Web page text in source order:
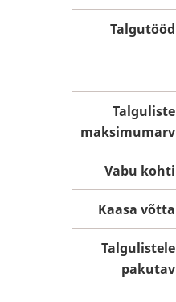
Talgutööd
Talguliste
maksimumarv
Vabu kohti
Kaasa võtta
Talgulistele
pakutav